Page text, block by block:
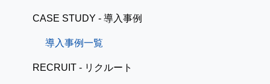
CASE STUDY - 導入事例
導入事例一覧
RECRUIT - リクルート